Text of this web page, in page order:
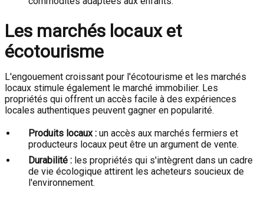
Les marchés locaux et
écotourisme
L'engouement croissant pour l'écotourisme et les marchés
locaux stimule également le marché immobilier. Les
propriétés qui offrent un accès facile à des expériences
locales authentiques peuvent gagner en popularité.
Produits locaux : un accès aux marchés fermiers et
producteurs locaux peut être un argument de vente.
Durabilité : les propriétés qui s'intègrent dans un cadre
de vie écologique attirent les acheteurs soucieux de
l'environnement.